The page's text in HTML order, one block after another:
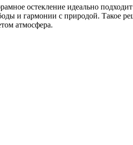
остекление идеально
и гармонии с природой. Такое
атмосфера.